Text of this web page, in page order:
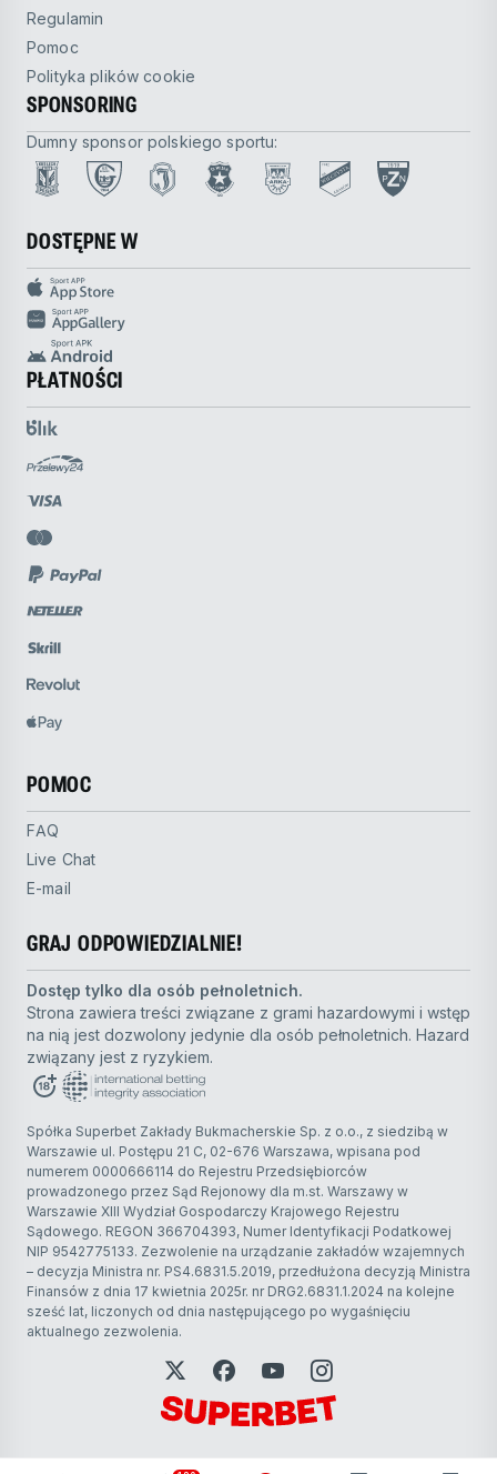
Regulamin
Pomoc
Polityka plików cookie
SPONSORING
Dumny sponsor polskiego sportu:
DOSTĘPNE W
PŁATNOŚCI
POMOC
FAQ
Live Chat
E-mail
GRAJ ODPOWIEDZIALNIE!
Dostęp tylko dla osób pełnoletnich.
Strona zawiera treści związane z grami hazardowymi i wstęp
na nią jest dozwolony jedynie dla osób pełnoletnich. Hazard
związany jest z ryzykiem.
Spółka Superbet Zakłady Bukmacherskie Sp. z o.o., z siedzibą w
Warszawie ul. Postępu 21 C, 02-676 Warszawa, wpisana pod
numerem 0000666114 do Rejestru Przedsiębiorców
prowadzonego przez Sąd Rejonowy dla m.st. Warszawy w
Warszawie XIII Wydział Gospodarczy Krajowego Rejestru
Sądowego. REGON 366704393, Numer Identyfikacji Podatkowej
NIP 9542775133. Zezwolenie na urządzanie zakładów wzajemnych
– decyzja Ministra nr. PS4.6831.5.2019, przedłużona decyzją Ministra
Finansów z dnia 17 kwietnia 2025r. nr DRG2.6831.1.2024 na kolejne
sześć lat, liczonych od dnia następującego po wygaśnięciu
aktualnego zezwolenia.